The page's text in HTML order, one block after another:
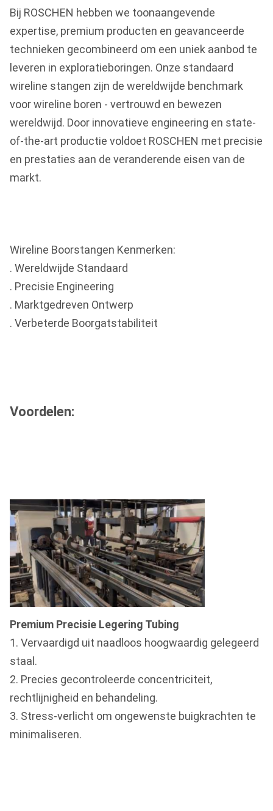
Bij ROSCHEN hebben we toonaangevende
expertise, premium producten en geavanceerde
technieken gecombineerd om een uniek aanbod te
leveren in exploratieboringen. Onze standaard
wireline stangen zijn de wereldwijde benchmark
voor wireline boren - vertrouwd en bewezen
wereldwijd. Door innovatieve engineering en state-
of-the-art productie voldoet ROSCHEN met precisie
en prestaties aan de veranderende eisen van de
markt.
Wireline Boorstangen Kenmerken:
. Wereldwijde Standaard
. Precisie Engineering
. Marktgedreven Ontwerp
. Verbeterde Boorgatstabiliteit
Voordelen:
Premium Precisie Legering Tubing
1. Vervaardigd uit naadloos hoogwaardig gelegeerd
staal.
2. Precies gecontroleerde concentriciteit,
rechtlijnigheid en behandeling.
3. Stress-verlicht om ongewenste buigkrachten te
minimaliseren.